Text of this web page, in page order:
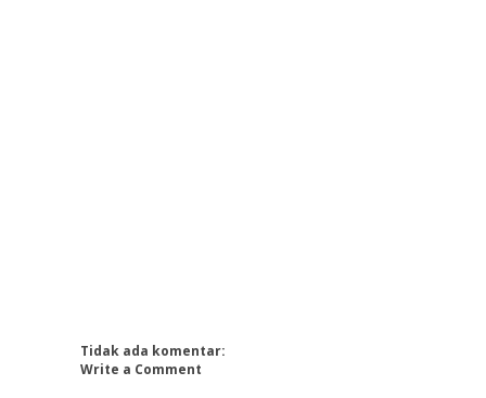
Tidak ada komentar:
Write a Comment